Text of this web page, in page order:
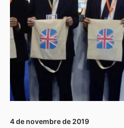
4 de novembre de 2019